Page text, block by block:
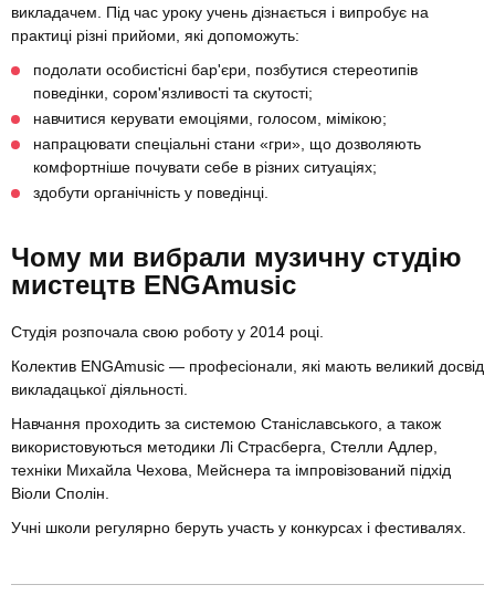
викладачем. Під час уроку учень дізнається і випробує на
практиці різні прийоми, які допоможуть:
подолати особистісні бар'єри, позбутися стереотипів
поведінки, сором'язливості та скутості;
навчитися керувати емоціями, голосом, мімікою;
напрацювати спеціальні стани «гри», що дозволяють
комфортніше почувати себе в різних ситуаціях;
здобути органічність у поведінці.
Чому ми вибрали музичну студію
мистецтв ENGAmusic
Студія розпочала свою роботу у 2014 році.
Колектив ENGAmusic — професіонали, які мають великий досвід
викладацької діяльності.
Навчання проходить за системою Станіславського, а також
використовуються методики Лі Страсберга, Стелли Адлер,
техніки Михайла Чехова, Мейснера та імпровізований підхід
Віоли Сполін.
Учні школи регулярно беруть участь у конкурсах і фестивалях.